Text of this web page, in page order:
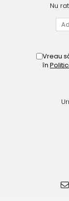
Nu
Vreau
în